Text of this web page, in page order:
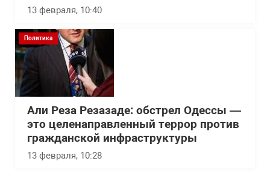
13 февраля, 10:40
Политика
Али Реза Резазаде: обстрел Одессы —
это целенаправленный террор против
гражданской инфраструктуры
13 февраля, 10:28